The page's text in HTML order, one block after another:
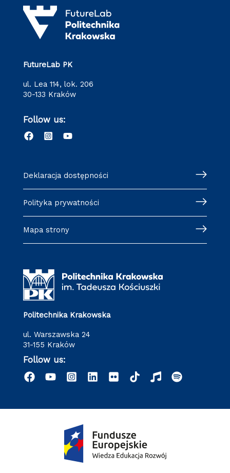
FutureLab PK
ul. Lea 114, lok. 206
30-133 Kraków
Follow us:
Deklaracja dostępności
Polityka prywatności
Mapa strony
Politechnika Krakowska
ul. Warszawska 24
31-155 Kraków
Follow us: